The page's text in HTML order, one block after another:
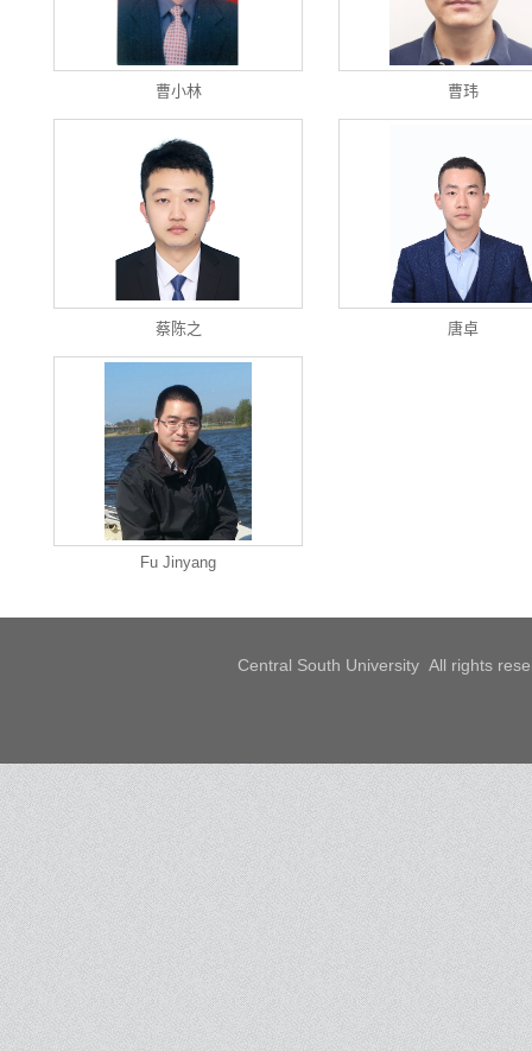
曹小林 曹玮
蔡陈之 唐卓
Fu Jinyang
Central South University All rights